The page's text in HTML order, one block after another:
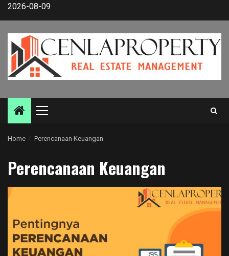
Skip2026-08-09
Primary
Home Perencanaan Keuangan
Perencanaan Keuangan